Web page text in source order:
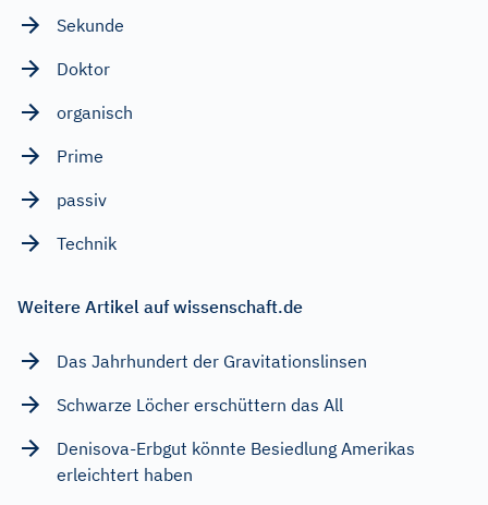
Sekunde
Doktor
organisch
Prime
passiv
Technik
Weitere Artikel auf wissenschaft.de
Das Jahrhundert der Gravitationslinsen
Schwarze Löcher erschüttern das All
Denisova-Erbgut könnte Besiedlung Amerikas
erleichtert haben